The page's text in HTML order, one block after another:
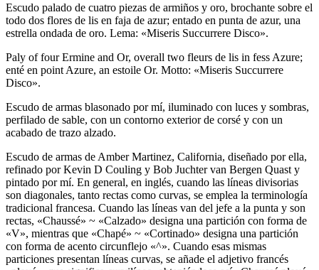
Escudo palado de cuatro piezas de armiños y oro, brochante sobre el
todo dos flores de lis en faja de azur; entado en punta de azur, una
estrella ondada de oro. Lema: «Miseris Succurrere Disco».
Paly of four Ermine and Or, overall two fleurs de lis in fess Azure;
enté en point Azure, an estoile Or. Motto: «Miseris Succurrere
Disco».
Escudo de armas blasonado por mí, iluminado con luces y sombras,
perfilado de sable, con un contorno exterior de corsé y con un
acabado de trazo alzado.
Escudo de armas de Amber Martinez, California, diseñado por ella,
refinado por Kevin D Couling y Bob Juchter van Bergen Quast y
pintado por mí. En general, en inglés, cuando las líneas divisorias
son diagonales, tanto rectas como curvas, se emplea la terminología
tradicional francesa. Cuando las líneas van del jefe a la punta y son
rectas, «Chaussé» ~ «Calzado» designa una partición con forma de
«V», mientras que «Chapé» ~ «Cortinado» designa una partición
con forma de acento circunflejo «^». Cuando esas mismas
particiones presentan líneas curvas, se añade el adjetivo francés